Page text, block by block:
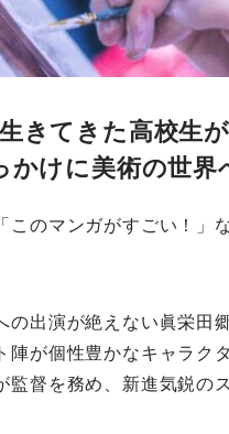
きてきた高校生が
かけに美術の世界
のマンガがすごい！」
出演が絶えない眞栄田
陣が個性豊かなキャラク
監督を務め、新進気鋭の